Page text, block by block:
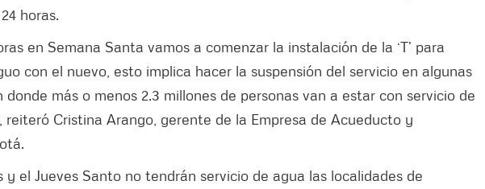
horas.
en Semana Santa vamos a comenzar la instalación de la ‘T’ para
con el nuevo, esto implica hacer la suspensión del servicio en algunas
donde más o menos 2.3 millones de personas van a estar con servicio de
reiteró Cristina Arango, gerente de la Empresa de Acueducto y
y el Jueves Santo no tendrán servicio de agua las localidades de